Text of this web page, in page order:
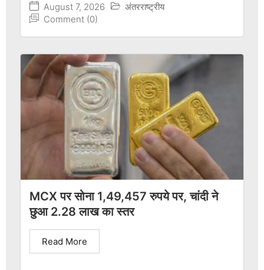
August 7, 2026
अंतरराष्ट्रीय
Comment (0)
MCX पर सोना 1,49,457 रुपये पर, चांदी ने
छुआ 2.28 लाख का स्तर
Read More